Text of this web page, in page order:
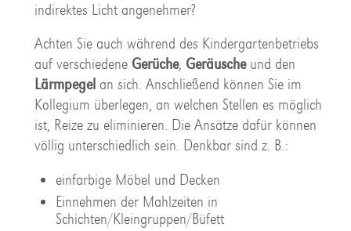
indirektes Licht angenehmer?
Achten Sie auch während des Kindergartenbetriebs
auf verschiedene Gerüche, Geräuscheund den
Lärmpegel an sich. Anschließend können Sie im
Kollegium überlegen, an welchen Stellen es möglich
ist, Reize zu eliminieren. Die Ansätze dafür können
völlig unterschiedlich sein. Denkbar sind z. B.:
einfarbige Möbel und Decken
Einnehmen der Mahlzeiten in
Schichten/Kleingruppen/Büfett